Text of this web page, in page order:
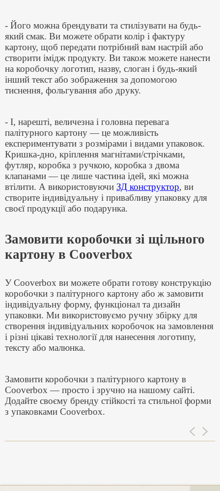
- Його можна брендувати та стилізувати на будь-
який смак. Ви можете обрати колір і фактуру
картону, щоб передати потрібний вам настрій або
створити імідж продукту. Ви також можете нанести
на коробочку логотип, назву, слоган і будь-який
інший текст або зображення за допомогою
тиснення, фольгування або друку.
- І, нарешті, величезна і головна перевага
палітурного картону — це можливість
експериментувати з розмірами і видами упаковок.
Кришка-дно, кріплення магнітами/стрічками,
футляр, коробка з ручкою, коробка з двома
клапанами — це лише частина ідей, які можна
втілити. А використовуючи ЗД конструктор, ви
створите індивідуальну і привабливу упаковку для
своєї продукції або подарунка.
Замовити коробочки зі щільного
картону в Cooverbox
У Cooverbox ви можете обрати готову конструкцію
коробочки з палітурного картону або ж замовити
індивідуальну форму, функціонал та дизайн
упаковки. Ми використовуємо ручну збірку для
створення індивідуальних коробочок на замовлення
і різні цікаві технології для нанесення логотипу,
тексту або малюнка.
Замовити коробочки з палітурного картону в
Cooverbox — просто і зручно на нашому сайті.
Додайте своєму бренду стійкості та стильної форми
з упаковками Cooverbox.